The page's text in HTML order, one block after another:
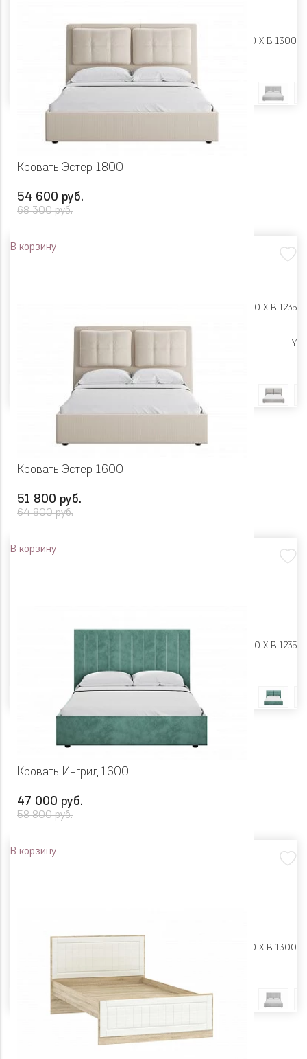
Ш 2020 X Г 2130 X В 1300
Кровать Эстер 1800
54 600 руб.
68 300 руб.
В корзину
Ш 2040 X Г 2320 X В 1235
Y
Кровать Эстер 1600
51 800 руб.
64 800 руб.
В корзину
Ш 1840 X Г 2320 X В 1235
Кровать Ингрид 1600
47 000 руб.
58 800 руб.
В корзину
Ш 1820 X Г 2130 X В 1300